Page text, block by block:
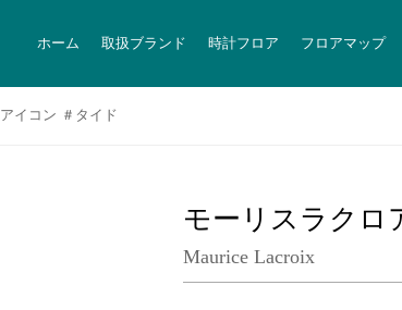
ホーム 取扱ブランド 時計フロア フロアマップ
アイコン ＃タイド
モーリスラクロ
Maurice Lacroix